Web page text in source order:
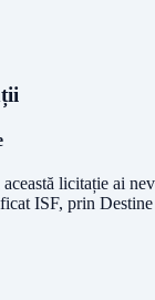
licitație ai
ISF, prin